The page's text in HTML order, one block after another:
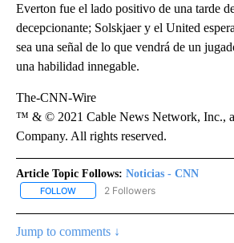
Everton fue el lado positivo de una tarde
decepcionante; Solskjaer y el United
sea una señal de lo que vendrá de un
una habilidad innegable.
The-CNN-Wire
™ & © 2021 Cable News Network, Inc.,
Company. All rights reserved.
Article Topic Follows: Noticias - CNN
FOLLOW FOLLOW "NOTICIAS - CNN" TO
2 Followers
Jump to comments ↓